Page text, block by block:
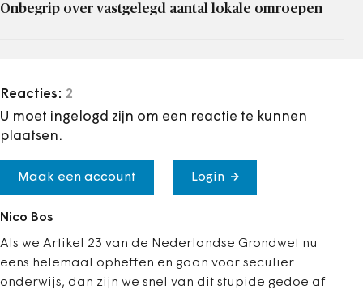
Onbegrip over vastgelegd aantal lokale omroepen
Reacties: 2
U moet ingelogd zijn om een reactie te kunnen
plaatsen.
Maak een account Login
Nico Bos
Als we Artikel 23 van de Nederlandse Grondwet nu
eens helemaal opheffen en gaan voor seculier
onderwijs, dan zijn we snel van dit stupide gedoe af